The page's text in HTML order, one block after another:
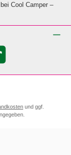
Cool Camper –
und ggf.